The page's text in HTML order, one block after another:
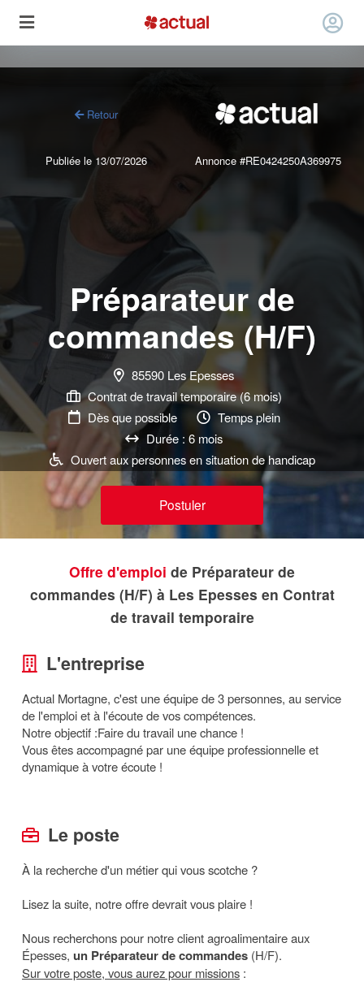
Retour
Publiée le 13/07/2026 Annonce #RE0424250A369975
Préparateur de
commandes (H/F)
85590 Les Epesses
Contrat de travail temporaire (6 mois)
Dès que possible
Temps plein
Durée : 6 mois
Ouvert aux personnes en situation de handicap
Postuler
Offre d'emploi de Préparateur de
commandes (H/F) à Les Epesses en Contrat
de travail temporaire
L'entreprise
Actual Mortagne, c'est une équipe de 3 personnes, au service
de l'emploi et à l'écoute de vos compétences.
Notre objectif :Faire du travail une chance !
Vous êtes accompagné par une équipe professionnelle et
dynamique à votre écoute !
Le poste
À la recherche d'un métier qui vous scotche ?
Lisez la suite, notre offre devrait vous plaire !
Nous recherchons pour notre client agroalimentaire aux
Épesses, un Préparateur de commandes (H/F).
Sur votre poste, vous aurez pour missions :